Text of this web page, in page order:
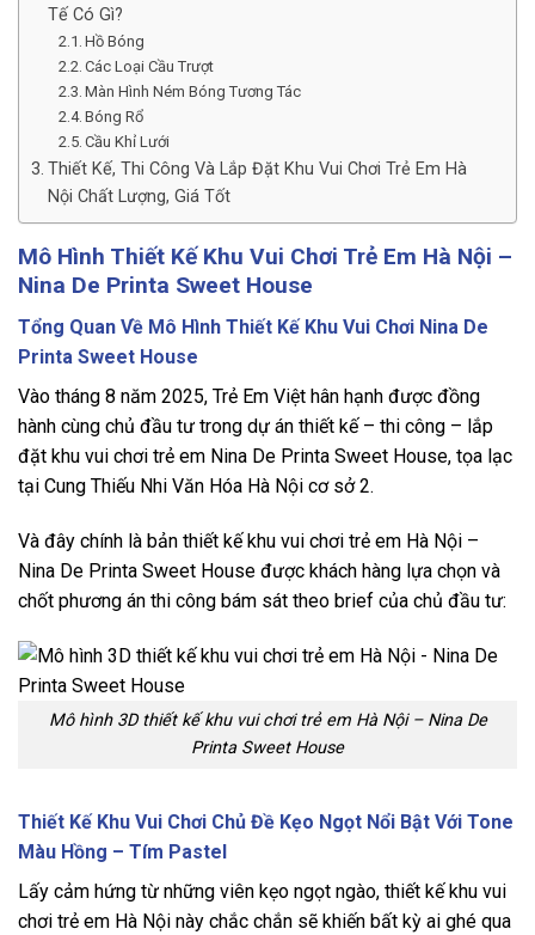
Tế Có Gì?
Hồ Bóng
Các Loại Cầu Trượt
Màn Hình Ném Bóng Tương Tác
Bóng Rổ
Cầu Khỉ Lưới
Thiết Kế, Thi Công Và Lắp Đặt Khu Vui Chơi Trẻ Em Hà
Nội Chất Lượng, Giá Tốt
Mô Hình Thiết Kế Khu Vui Chơi Trẻ Em Hà Nội –
Nina De Printa Sweet House
Tổng Quan Về Mô Hình Thiết Kế Khu Vui Chơi Nina De
Printa Sweet House
Vào tháng 8 năm 2025, Trẻ Em Việt hân hạnh được đồng
hành cùng chủ đầu tư trong dự án thiết kế – thi công – lắp
đặt khu vui chơi trẻ em Nina De Printa Sweet House, tọa lạc
tại Cung Thiếu Nhi Văn Hóa Hà Nội cơ sở 2.
Và đây chính là bản thiết kế khu vui chơi trẻ em Hà Nội –
Nina De Printa Sweet House được khách hàng lựa chọn và
chốt phương án thi công bám sát theo brief của chủ đầu tư:
Mô hình 3D thiết kế khu vui chơi trẻ em Hà Nội – Nina De
Printa Sweet House
Thiết Kế Khu Vui Chơi Chủ Đề Kẹo Ngọt Nổi Bật Với Tone
Màu Hồng – Tím Pastel
Lấy cảm hứng từ những viên kẹo ngọt ngào, thiết kế khu vui
chơi trẻ em Hà Nội này chắc chắn sẽ khiến bất kỳ ai ghé qua